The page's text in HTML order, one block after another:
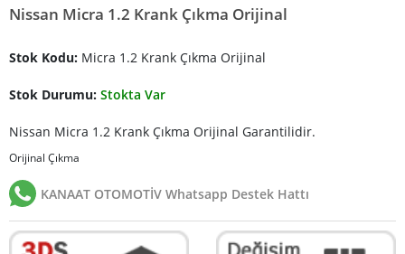
Nissan Micra 1.2 Krank Çıkma Orijinal
Stok Kodu: Micra 1.2 Krank Çıkma Orijinal
Stok Durumu: Stokta Var
Nissan Micra 1.2 Krank Çıkma Orijinal Garantilidir.
Orijinal Çıkma
KANAAT OTOMOTİV Whatsapp Destek Hattı